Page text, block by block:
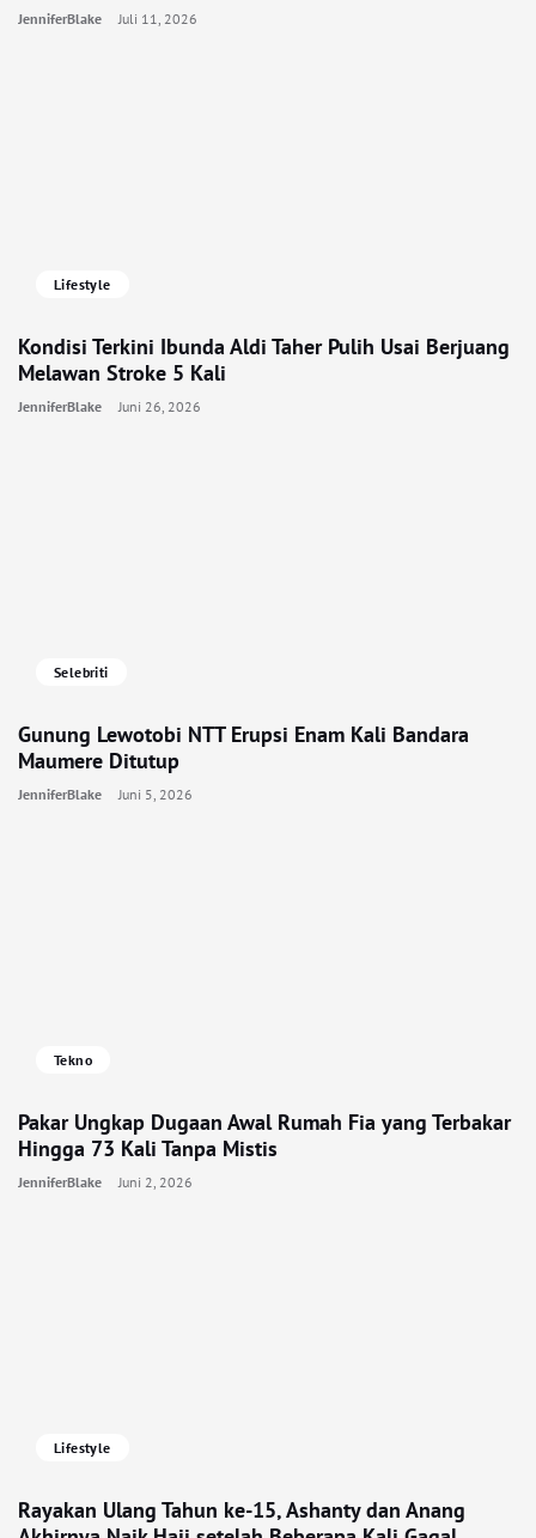
JenniferBlake Juli 11, 2026
Lifestyle
Kondisi Terkini Ibunda Aldi Taher Pulih Usai Berjuang
Melawan Stroke 5 Kali
JenniferBlake Juni 26, 2026
Selebriti
Gunung Lewotobi NTT Erupsi Enam Kali Bandara
Maumere Ditutup
JenniferBlake Juni 5, 2026
Tekno
Pakar Ungkap Dugaan Awal Rumah Fia yang Terbakar
Hingga 73 Kali Tanpa Mistis
JenniferBlake Juni 2, 2026
Lifestyle
Rayakan Ulang Tahun ke-15, Ashanty dan Anang